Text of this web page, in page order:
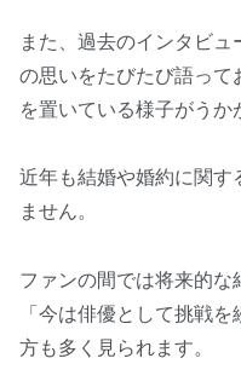
また、過去のインタビ
の思いをたびたび語って
を置いている様子がうか
近年も結婚や婚約に関す
ません。
ファンの間では将来的な
「今は俳優として挑戦
方も多く見られます。